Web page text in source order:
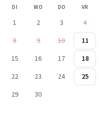
DI WO DO VR
1 2 3 4
8 9 10 11
15 16 17 18
22 23 24 25
29 30